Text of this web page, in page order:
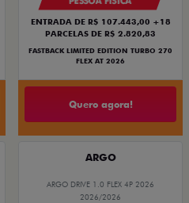
ENTRADA DE R$ 107.443,00 +18
PARCELAS DE R$ 2.820,83
FASTBACK LIMITED EDITION TURBO 270
FLEX AT 2026
Quero agora!
ARGO
ARGO DRIVE 1.0 FLEX 4P 2026
2026/2026